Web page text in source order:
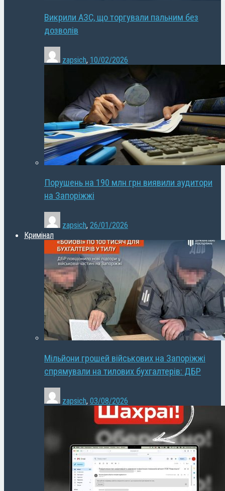
Викрили АЗС, що торгували пальним без
дозволів
zapsich, 10/02/2026
Порушень на 190 млн грн виявили аудитори
на Запоріжжі
zapsich, 26/01/2026
Кримінал
Мільйони грошей військових на Запоріжжі
спрямували на тилових бухгалтерів: ДБР
zapsich, 03/08/2026